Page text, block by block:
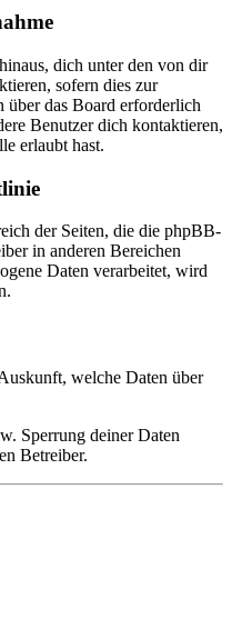
dich unter den von dir
sofern dies zur
das Board erforderlich
Benutzer dich kontaktieren,
erlaubt hast.
der Seiten, die die phpBB-
in anderen Bereichen
Daten verarbeitet, wird
welche Daten über
Sperrung deiner Daten
Betreiber.